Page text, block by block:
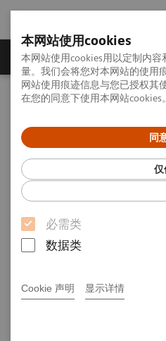
本网站使用cookies
本网站使用cookies用以定制内
量。我们会将您对本网站的使用
网站使用痕迹信息与您已授权其
在您的同意下使用本网站cookies。
同
仅
必需类
数据类
Cookie 声明 显示详情
产品一览 疾病与临
首页 关于西门子医疗
西门子
西门子（深圳
司
磁共振成像
一，也是西门子医疗唯一